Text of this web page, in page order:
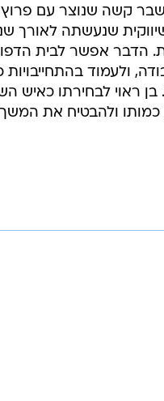
משבר קשה שנוצר עם
שנעשתה לאורך
הדבר אפשר לבית
ולעמוד בהתחייבויות
בן ראוי לבחירתו כאיש
ולהבטיח את המשך